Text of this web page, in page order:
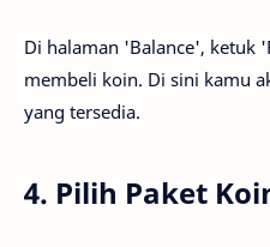
Di halaman 'Balance', ketuk
membeli koin. Di sini kamu
yang tersedia.
4. Pilih Paket